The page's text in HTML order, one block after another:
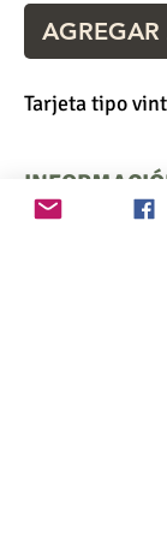
Tarjeta tipo
PRODUCTO